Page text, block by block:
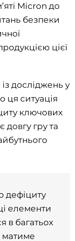
Micron до
безпеки
цієї
досліджень у
ця ситуація
ключових
довгу гру та
дефіциту
елементи
в багатьох
матиме